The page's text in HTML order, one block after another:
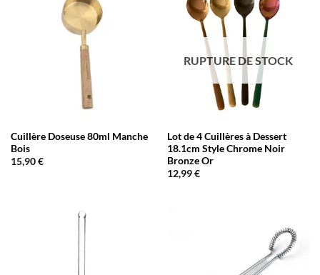
Cuillère Doseuse 80ml Manche
Bois
15,90€
RUPTURE DE STOCK
Lot de 4 Cuillères à Dessert
18.1cm Style Chrome Noir
Bronze Or
12,99€